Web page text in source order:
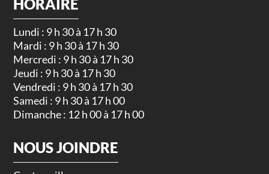
HORAIRE
Lundi : 9 h 30 à 17 h 30
Mardi : 9 h 30 à 17 h 30
Mercredi : 9 h 30 à 17 h 30
Jeudi : 9 h 30 à 17 h 30
Vendredi : 9 h 30 à 17 h 30
Samedi : 9 h 30 à 17 h 00
Dimanche : 12 h 00 à 17 h 00
NOUS JOINDRE